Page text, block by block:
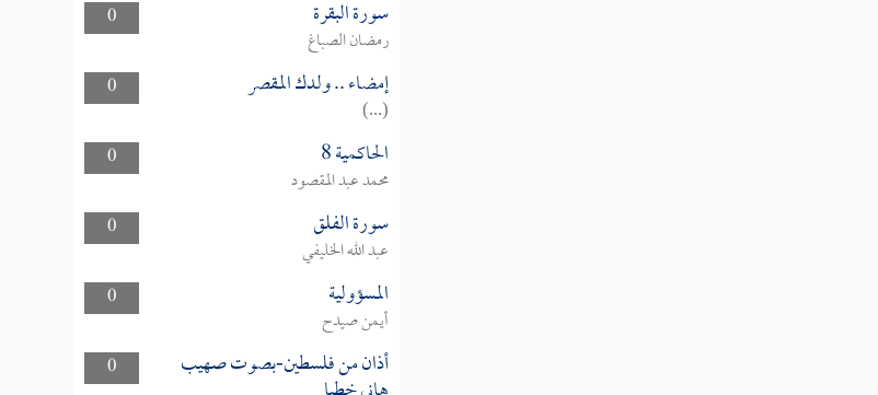
0
سورة البقرة
رمضان الصباغ
0
إمضاء .. ولدك المقصر
(...)
0
الحاكمية 8
محمد عبد المقصود
0
سورة الفلق
عبد الله الخليفي
0
المسؤولية
أيمن صيدح
0
أذان من فلسطين-بصوت صهيب